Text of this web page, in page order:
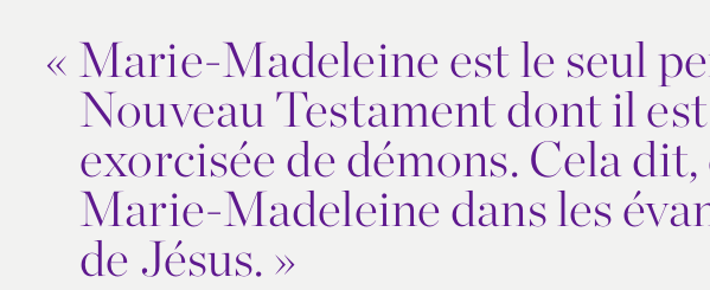
« Marie-Madeleine est le seul
Nouveau Testament dont il est
exorcisée de démons. Cela
Marie-Madeleine dans les
de Jésus. »